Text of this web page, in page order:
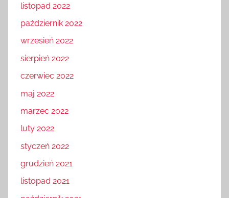
listopad 2022
październik 2022
wrzesień 2022
sierpień 2022
czerwiec 2022
maj 2022
marzec 2022
luty 2022
styczeń 2022
grudzień 2021
listopad 2021